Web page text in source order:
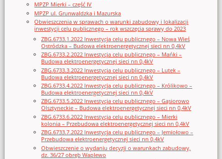
MPZP Mierki – część IV
MPZP ul. Grunwaldzka i Mazurska
Obwieszczenia w sprawach o warunki zabudowy i lokalizacji
inwestycji celu publicznego – rok wszczęcia sprawy do 2023
ZBG.6733.1.2022 Inwestycja celu publicznego – Nowa Wieś
Ostródzka – Budowa elektroenergetycznej sieci nn 0,4kV
ZBG.6733.2.2022 Inwestycja celu publicznego – Mańki –
Budowa elektroenergetycznej sieci nn 0,4kV
ZBG.6733.3.2022 Inwestycja celu publicznego – Lutek –
Budowa elektroenergetycznej sieci nn 0,4kV
ZBG.6733.4.2022 Inwestycja celu publicznego – Królikowo –
Budowa elektroenergetycznej sieci nn 0,4kV
ZBG.6733.5.2022 Inwestycja celu publicznego – Gąsiorowo
Olsztyneckie – Budowa elektroenergetycznej sieci nn 0,4kV
ZBG.6733.6.2022 Inwestycja celu publicznego – Mierki
kolonia – Przebudowa elektroenergetycznej sieci nn 0,4kV
ZBG.6733.7.2022 Inwestycja celu publicznego – Jemiołowo –
Przebudowa elektroenergetycznej sieci nn 0,4kV
Obwieszczenie o wydaniu decyzji o warunkach zabudowy,
dz. 36/27 obręb Waplewo